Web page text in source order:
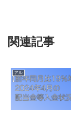
関連記事
アル